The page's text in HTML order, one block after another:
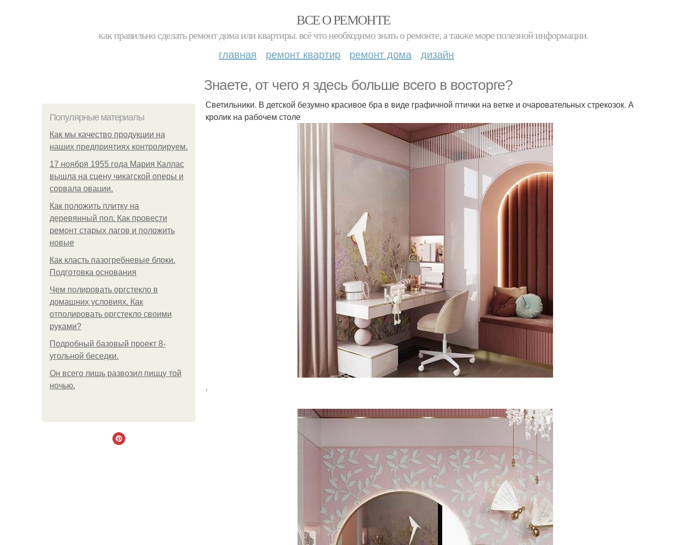
ВСЕ О РЕМОНТЕ
как правильно сделать ремонт дома или квартиры. всё что необходимо знать о ремонте, а также море полезной информации.
главная ремонт квартир ремонт дома дизайн
Знаете, от чего я здесь больше всего в восторге?
Популярные материалы
Как мы качество продукции на
наших предприятиях контролируем.
17 ноября 1955 года Мария Каллас
вышла на сцену чикагской оперы и
сорвала овации.
Как положить плитку на
деревянный пол. Как провести
ремонт старых лагов и положить
новые
Как класть пазогребневые блоки.
Подготовка основания
Чем полировать оргстекло в
домашних условиях. Как
отполировать оргстекло своими
руками?
Подробный базовый проект 8-
угольной беседки.
Он всего лишь развозил пиццу той
ночью.
Светильники. В детской безумно красивое бра в виде графичной птички на ветке и очаровательных стрекозок. А
кролик на рабочем столе
.